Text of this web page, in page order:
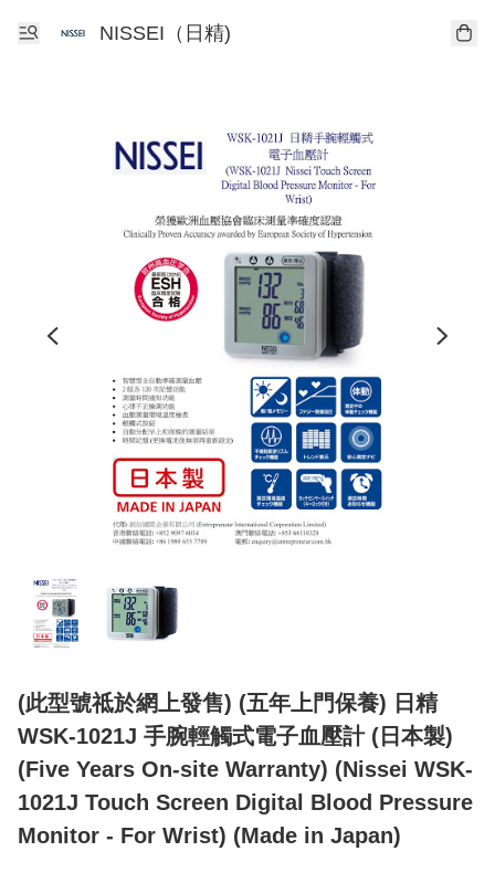
NISSEI（日精)
(此型號祗於網上發售) (五年上門保養) 日精
WSK-1021J 手腕輕觸式電子血壓計 (日本製)
(Five Years On-site Warranty) (Nissei WSK-
1021J Touch Screen Digital Blood Pressure
Monitor - For Wrist) (Made in Japan)